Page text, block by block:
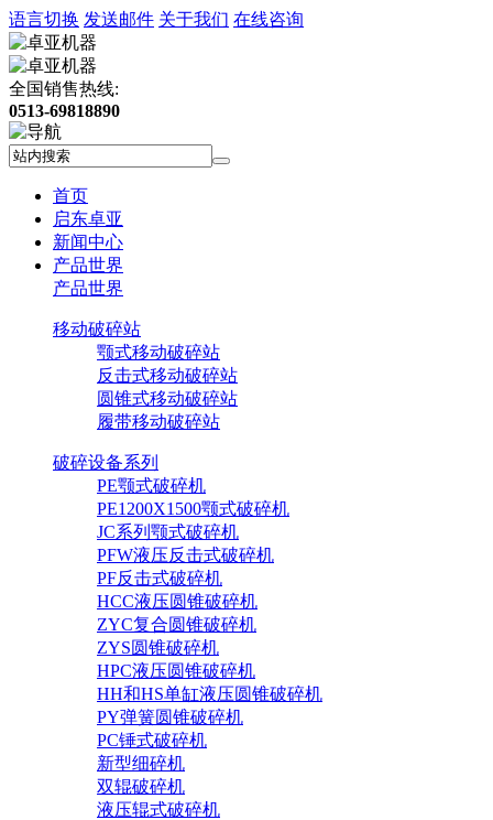
语言切换 发送邮件 关于我们 在线咨询
全国销售热线:
0513-69818890
首页
启东卓亚
新闻中心
产品世界
产品世界
移动破碎站
颚式移动破碎站
反击式移动破碎站
圆锥式移动破碎站
履带移动破碎站
破碎设备系列
PE颚式破碎机
PE1200X1500颚式破碎机
JC系列颚式破碎机
PFW液压反击式破碎机
PF反击式破碎机
HCC液压圆锥破碎机
ZYC复合圆锥破碎机
ZYS圆锥破碎机
HPC液压圆锥破碎机
HH和HS单缸液压圆锥破碎机
PY弹簧圆锥破碎机
PC锤式破碎机
新型细碎机
双辊破碎机
液压辊式破碎机